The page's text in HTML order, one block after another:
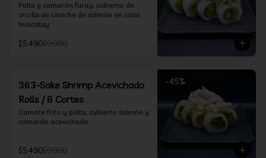
Palta y camarón furay, cubierto de
criolla de ceviche de salmón en salsa
huacatay
$5.490$9.990
-45%
363-Sake Shrimp Acevichado
Rolls / 8 Cortes
Camote frito y palta, cubierto salmón y
camarón acevichado
$5.490$9.990